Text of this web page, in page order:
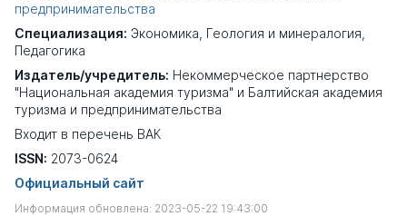
предпринимательства
Специализация: Экономика Геология и минералогия
Педагогика
Издатель/учредитель: Некоммерческое партнерство
"Национальная академия туризма" и Балтийская академия
туризма и предпринимательства
Входит в перечень ВАК
ISSN: 2073-0624
Официальный сайт
Информация обновлена: 2023-05-22 19:43:00